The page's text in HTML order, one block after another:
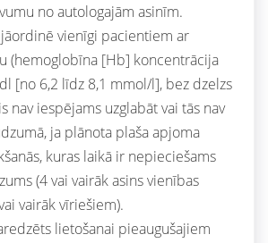
no autologajām asinīm.
vienīgi pacientiem ar
(hemoglobīna [Hb] koncentrācija
[no 6,2 līdz 8,1 mmol/l], bez dzelzs
nav iespējams uzglabāt vai tās nav
ja plānota plaša apjoma
kuras laikā ir nepieciešams
(4 vai vairāk asins vienības
vairāk vīriešiem).
lietošanai pieaugušajiem